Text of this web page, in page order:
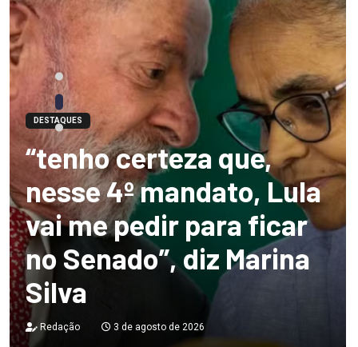
DESTAQUES
“tenho certeza que,
nesse 4º mandato, Lula
vai me pedir para ficar
no Senado”, diz Marina
Silva
Redação 3 de agosto de 2026